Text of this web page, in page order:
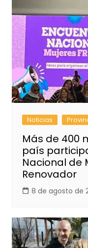
Noticias
Más de 400
país
Nacional de
Renovador
8 de agosto de